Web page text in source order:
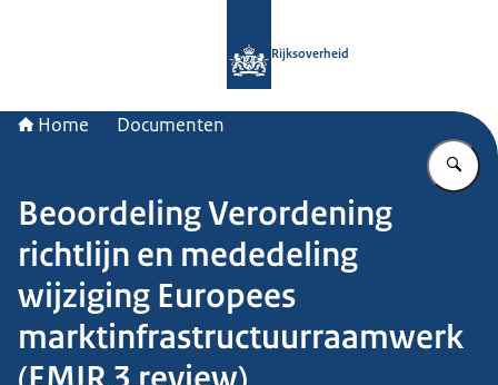
Rijksoverheid
Home Documenten
Beoordeling Verordening
richtlijn en mededeling
wijziging Europees
marktinfrastructuurraamwerk